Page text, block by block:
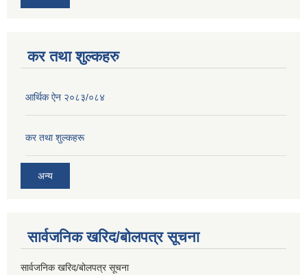
कर तथा शुल्कहरु
आर्थिक ऐन २०८३/०८४
कर तथा शुल्कहरू
अन्य
सार्वजनिक खरिद/बोलपत्र सूचना
सार्वजनिक खरिद/बोलपत्र सूचना